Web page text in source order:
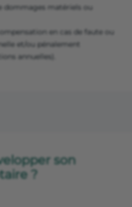
dommages matériels ou
en cas de faute ou
et/ou pénalement
annuelles).
son
?